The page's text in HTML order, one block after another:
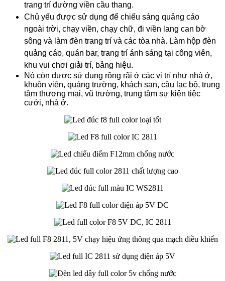
trang trí đường viền cầu thang.
Chủ yếu được sử dụng để chiếu sáng quảng cáo
ngoài trời, chạy viền, chạy chữ, đi viền lang can bờ
sông và làm đèn trang trí và các tòa nhà. Làm hộp đèn
quảng cáo, quán bar, trang trí ánh sáng tại công viên,
khu vui chơi giải trí, bảng hiệu.
Nó còn được sử dụng rộng rãi ở các vị trí như nhà ở,
khuôn viên, quảng trường, khách sạn, câu lạc bộ, trung
tâm thương mại, vũ trường, trung tâm sự kiện tiệc
cưới, nhà ở.